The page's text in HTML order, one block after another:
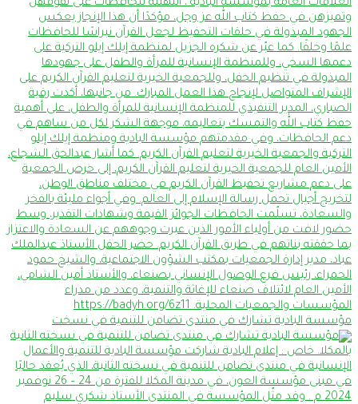
مؤسسة البادية تشارك في منتدى تضامن للتنمية في نسخت